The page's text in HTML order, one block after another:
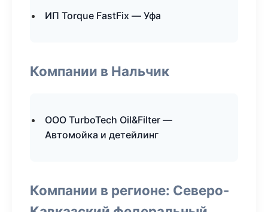
ИП Torque FastFix — Уфа
Компании в Нальчик
ООО TurboTech Oil&Filter —
Автомойка и детейлинг
Компании в регионе: Северо-